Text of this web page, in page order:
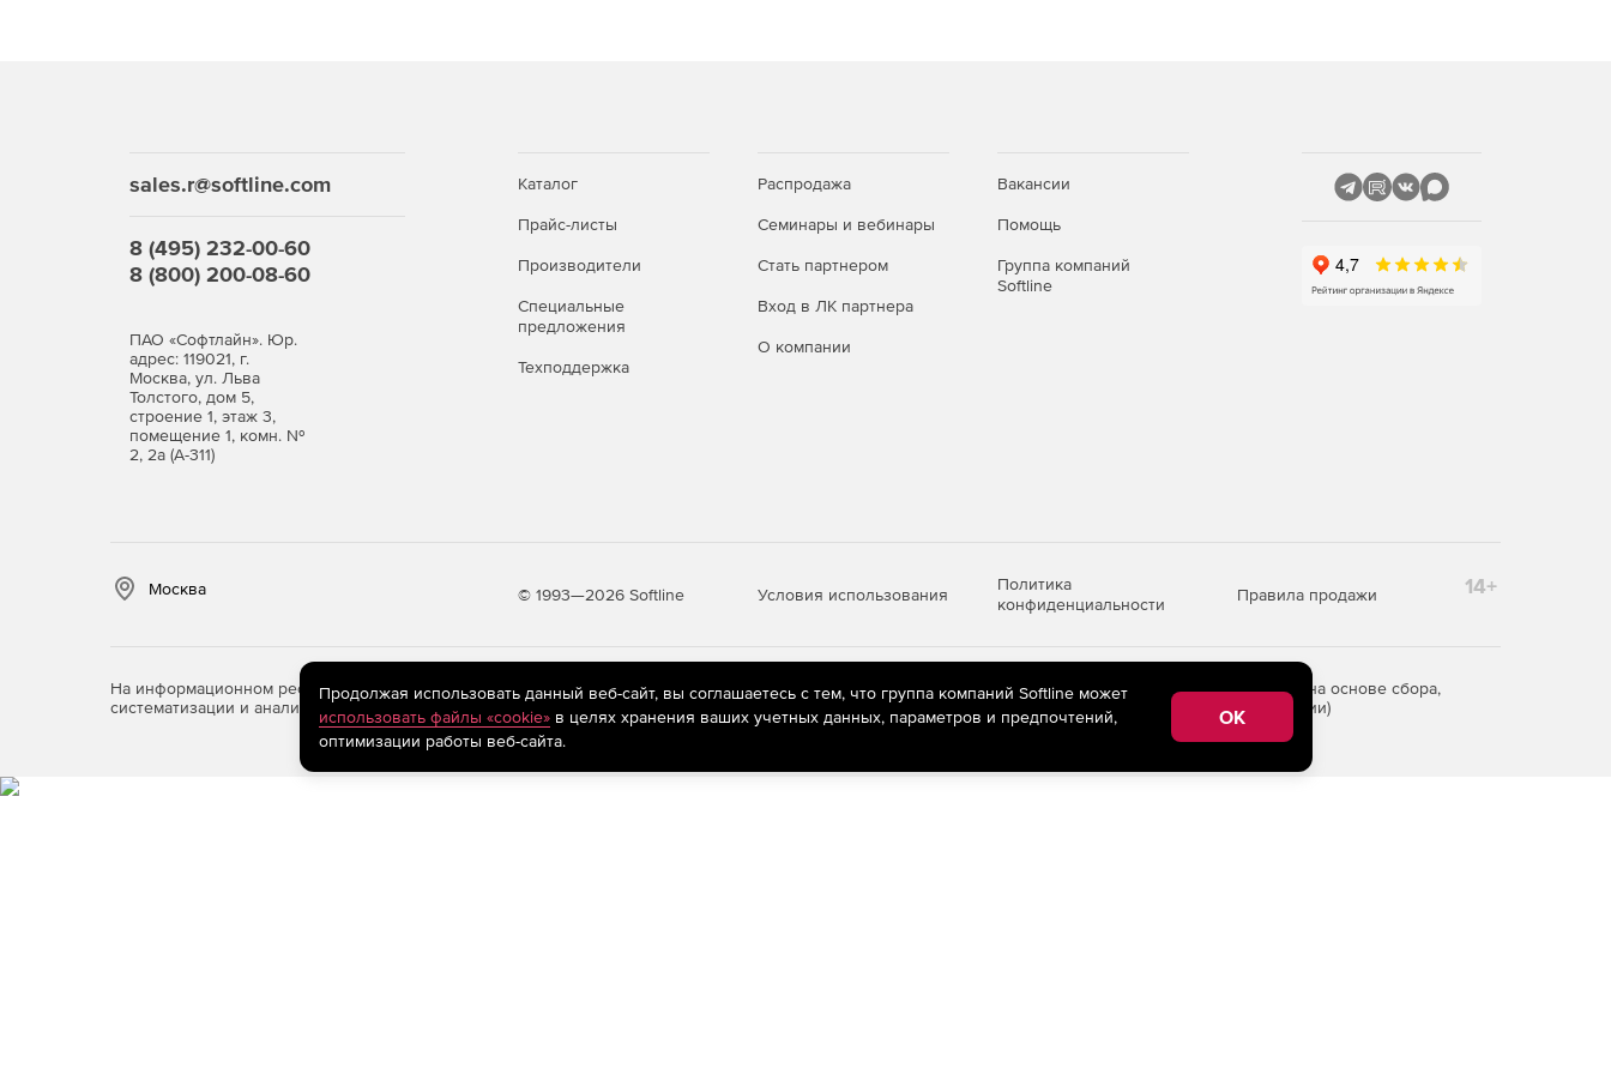
Печать рисунка со списком запчастей.
Звуковое оповещение при перемещении в другую группу запчастей.
Добавление закладки (для быстрого доступа к наиболее часто используемым разделам).
Возможность указать цену запчасти.
Возможность добавления запчасти во внешнюю программу.
Возможность добавления альтернативных номеров и наименования.
Просмотр применяемости запчастей, дополнительной информации о запчасти.
Отображение фотографии детали в виде всплывающей подсказки на иллюстрации, при совпадении
номера, с возможностью сразу перейти на
sales.r@softline.com
8 (495) 232-00-60
8 (800) 200-08-60
ПАО «Софтлайн». Юр.
адрес: 119021, г.
Москва, ул. Льва
Толстого, дом 5,
строение 1, этаж 3,
помещение 1, комн. №
2, 2а (А-311)
Каталог
Прайс-листы
Производители
Специальные
предложения
Техподдержка
Распродажа
Семинары и вебинары
Стать партнером
Вход в ЛК партнера
О компании
Вакансии
Помощь
Группа компаний
Softline
Москва © 1993—2026 Softline Условия использования
Политика
конфиденциальности
Правила продажи 14+
На информационном ресурсе store.softline.ru применяютсярекомендательные технологии(информационные технологии предоставления информации на основе сбора,
систематизации и анализа сведений, относящихся к предпочтениям пользователей сети «Интернет», находящихся на территории Российской Федерации)
Продолжая использовать данный веб-сайт, вы соглашаетесь с тем, что группа компаний Softline может
использовать файлы «cookie»в целях хранения ваших учетных данных, параметров и предпочтений,
оптимизации работы веб-сайта.
OK